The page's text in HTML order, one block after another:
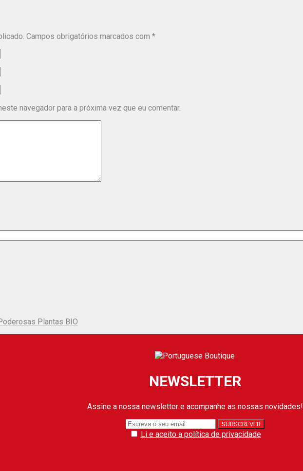
Campos obrigatórios marcados com *
navegador para a próxima vez que eu comentar.
Plantas BIO
NEWSLETTER
Assine a nossa newsletter e acompanhe as nossas novidades!
Li e aceito a política de privacidade